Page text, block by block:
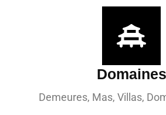
Domaines
Demeures, Mas, Villas,